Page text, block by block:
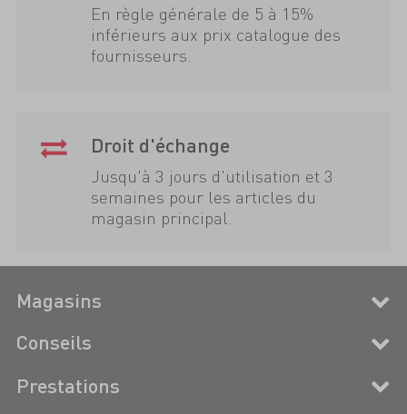
En règle générale de 5 à 15%
inférieurs aux prix catalogue des
fournisseurs.
Droit d'échange
Jusqu'à 3 jours d'utilisation et 3
semaines pour les articles du
magasin principal.
Magasins
Conseils
Prestations